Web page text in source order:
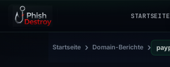
STARTSEITE
Startseite › Domain-Berichte ›